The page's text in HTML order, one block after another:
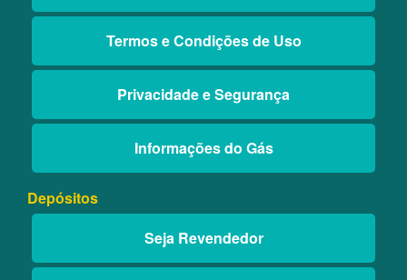
Termos e Condições de Uso
Privacidade e Segurança
Informações do Gás
Depósitos
Seja Revendedor